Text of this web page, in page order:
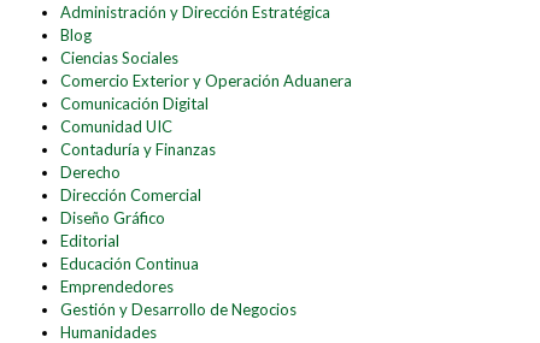
Administración y Dirección Estratégica
Blog
Ciencias Sociales
Comercio Exterior y Operación Aduanera
Comunicación Digital
Comunidad UIC
Contaduría y Finanzas
Derecho
Dirección Comercial
Diseño Gráfico
Editorial
Educación Continua
Emprendedores
Gestión y Desarrollo de Negocios
Humanidades